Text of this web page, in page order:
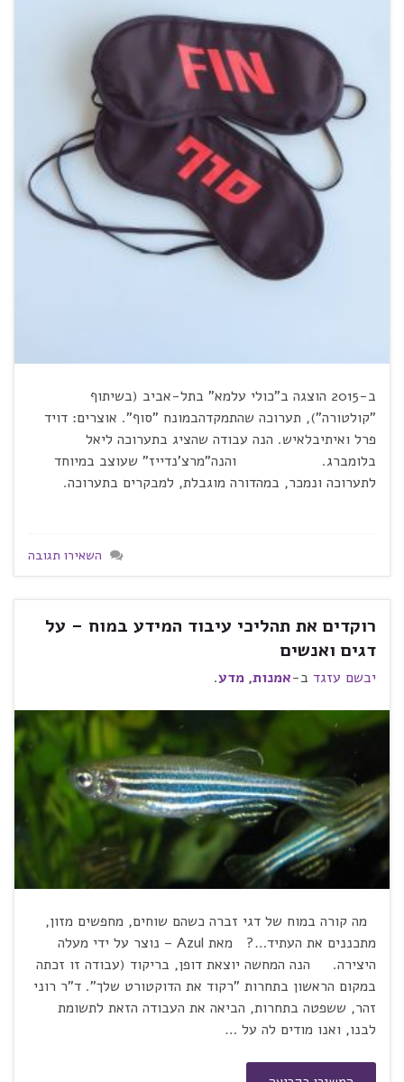
ב-2015 הוצגה ב"כולי עלמא" בתל-אביב (בשיתוף
"קולטורה"), תערוכה שהתמקדהבמונח "סוף". אוצרים: דויד
פרל ואיתיבלאיש. הנה עבודה שהציג בתערוכה ליאל
בלומברג. והנה"מרצ'נדייז" שעוצב במיוחד
לתערוכה ונמכר, במהדורה מוגבלת, למבקרים בתערוכה.
השאירו תגובה
רוקדים את תהליכי עיבוד המידע במוח – על
דגים ואנשים
יבשם עזגד ב-אמנות, מדע.
מה קורה במוח של דגי זברה כשהם שוחים, מחפשים מזון,
מתכננים את העתיד…? מאת Azul – נוצר על ידי מעלה
היצירה. הנה המחשה יוצאת דופן, בריקוד (עבודה זו זכתה
במקום הראשון בתחרות "רקוד את הדוקטורט שלך". ד"ר רוני
זהר, ששפטה בתחרות, הביאה את העבודה הזאת לתשומת
לבנו, ואנו מודים לה על …